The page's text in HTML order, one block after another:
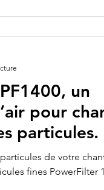
un
pour
particules.
de votre
fines PowerFilter